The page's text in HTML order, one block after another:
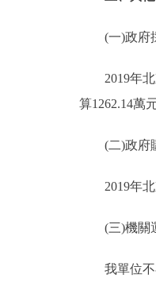
(一)政府
2019年北
算1262.14萬元
(二)政府購
2019年北
(三)機關
我單位不